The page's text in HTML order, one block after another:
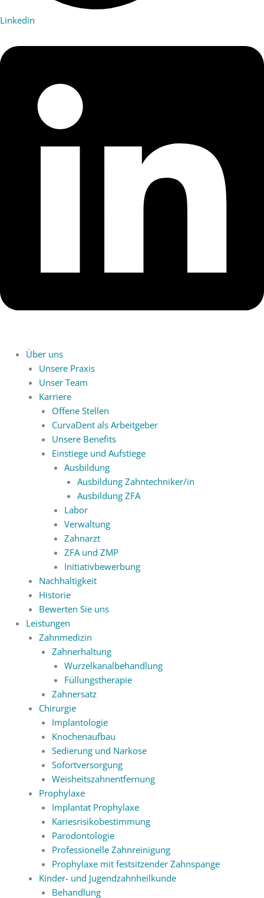
Linkedin
Über uns
Unsere Praxis
Unser Team
Karriere
Offene Stellen
CurvaDent als Arbeitgeber
Unsere Benefits
Einstiege und Aufstiege
Ausbildung
Ausbildung Zahntechniker/in
Ausbildung ZFA
Labor
Verwaltung
Zahnarzt
ZFA und ZMP
Initiativbewerbung
Nachhaltigkeit
Historie
Bewerten Sie uns
Leistungen
Zahnmedizin
Zahnerhaltung
Wurzelkanalbehandlung
Füllungstherapie
Zahnersatz
Chirurgie
Implantologie
Knochenaufbau
Sedierung und Narkose
Sofortversorgung
Weisheitszahnentfernung
Prophylaxe
Implantat Prophylaxe
Kariesrisikobestimmung
Parodontologie
Professionelle Zahnreinigung
Prophylaxe mit festsitzender Zahnspange
Kinder- und Jugendzahnheilkunde
Behandlung